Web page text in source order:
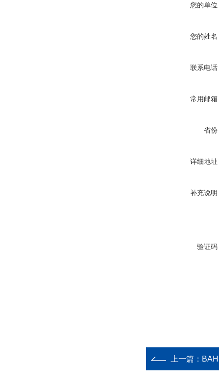
您的单位
您的姓名
联系电话
常用邮箱
省份
详细地址
补充说明
验证码
上一篇： BAH